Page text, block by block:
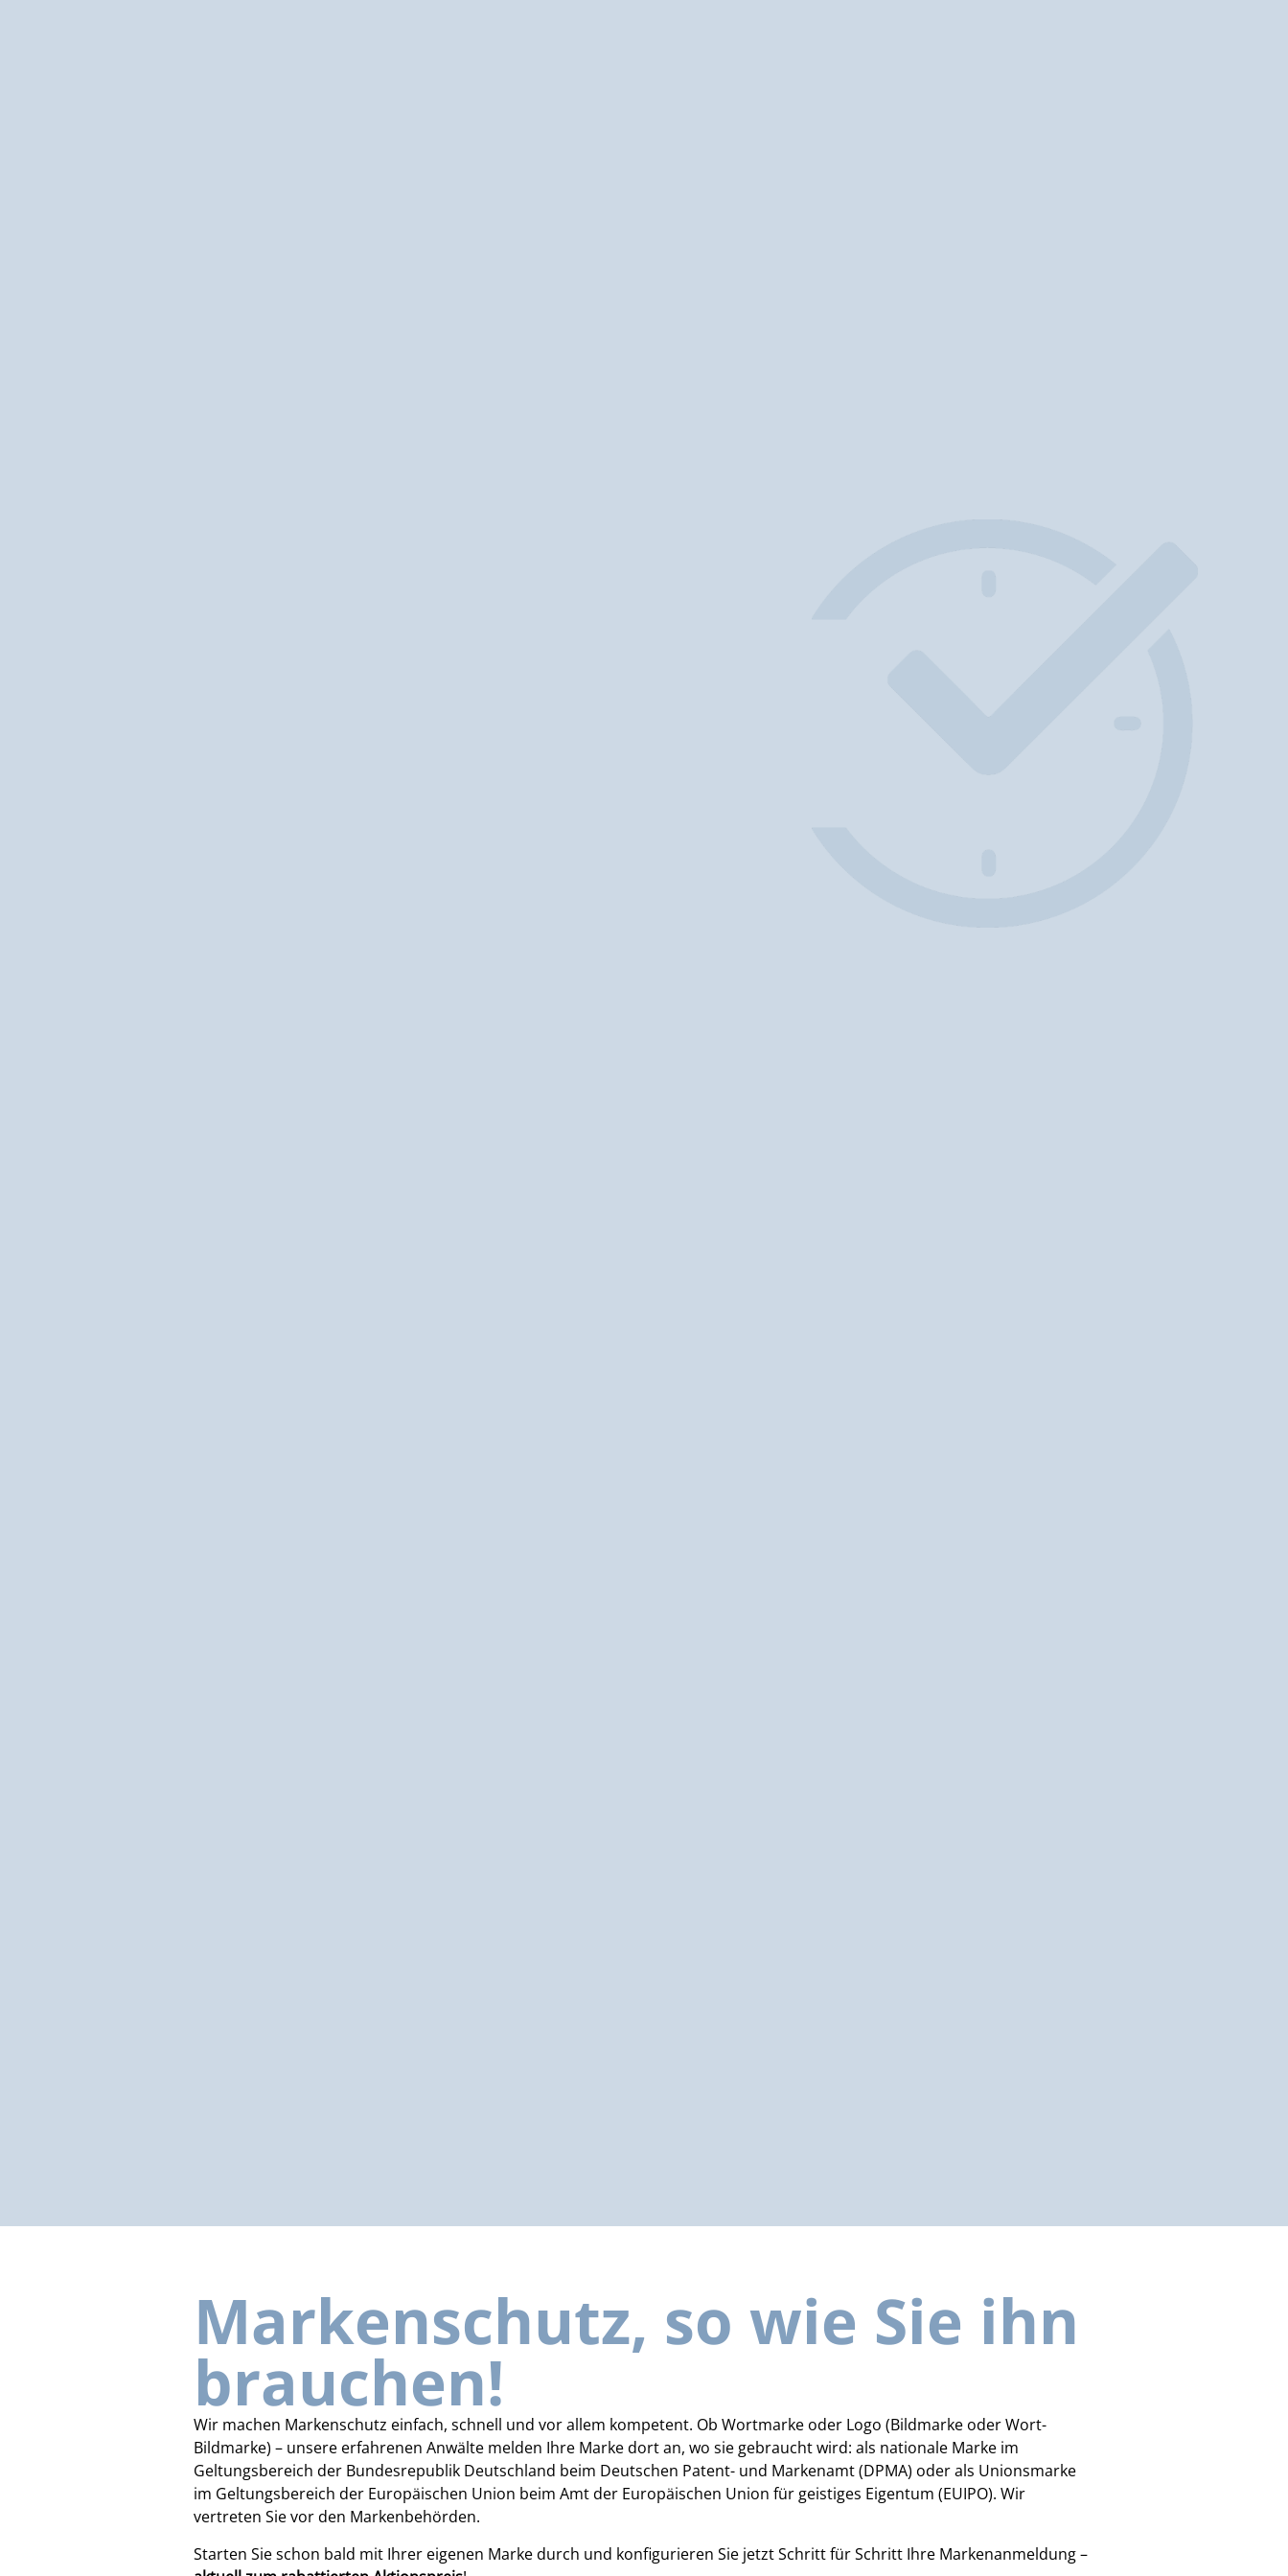
Markenschutz, so wie Sie ihn
brauchen!
Wir machen Markenschutz einfach, schnell und vor allem kompetent. Ob Wortmarke oder Logo (Bildmarke oder Wort-
Bildmarke) – unsere erfahrenen Anwälte melden Ihre Marke dort an, wo sie gebraucht wird: als nationale Marke im
Geltungsbereich der Bundesrepublik Deutschland beim Deutschen Patent- und Markenamt (DPMA) oder als Unionsmarke
im Geltungsbereich der Europäischen Union beim Amt der Europäischen Union für geistiges Eigentum (EUIPO). Wir
vertreten Sie vor den Markenbehörden.
Starten Sie schon bald mit Ihrer eigenen Marke durch und konfigurieren Sie jetzt Schritt für Schritt Ihre Markenanmeldung –